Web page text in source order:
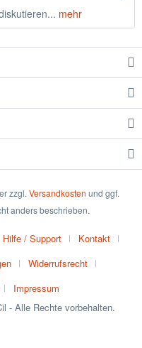
mehr
zzgl. Versandkosten und ggf.
anders beschrieben.
Hilfe / Support
Kontakt
Widerrufsrecht
Impressum
- Alle Rechte vorbehalten.